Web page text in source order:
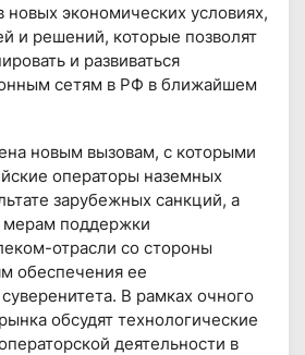
новых экономических условиях,
и решений, которые позволят
и развиваться
сетям в РФ в ближайшем
новым вызовам, с которыми
операторы наземных
зарубежных санкций, а
мерам поддержки
отрасли со стороны
обеспечения ее
В рамках очного
обсудят технологические
деятельности в